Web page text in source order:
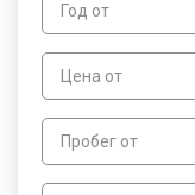
Год от
Цена от
Пробег от